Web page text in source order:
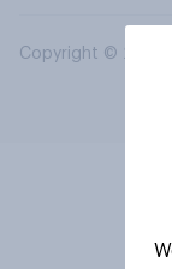
Copyright © 2026